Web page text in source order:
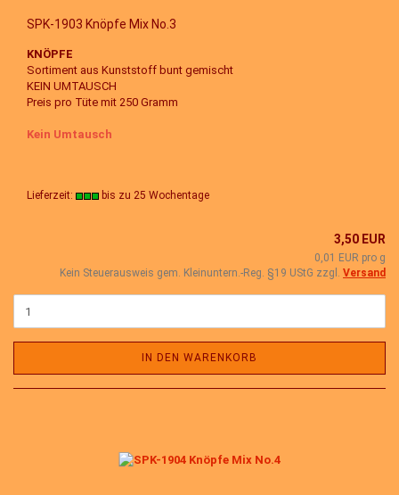
SPK-1903 Knöpfe Mix No.3
KNÖPFE
Sortiment aus Kunststoff bunt gemischt
KEIN UMTAUSCH
Preis pro Tüte mit 250 Gramm
Kein Umtausch
Lieferzeit: bis zu 25 Wochentage
3,50 EUR
0,01 EUR pro g
Kein Steuerausweis gem. Kleinuntern.-Reg. §19 UStG zzgl. Versand
IN DEN WARENKORB